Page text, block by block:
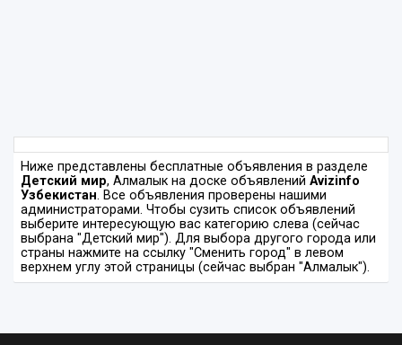
Ниже представлены бесплатные объявления в разделе
Детский мир, Алмалык на доске объявлений Avizinfo
Узбекистан. Все объявления проверены нашими
администраторами. Чтобы сузить список объявлений
выберите интересующую вас категорию слева (сейчас
выбрана "Детский мир"). Для выбора другого города или
страны нажмите на ссылку "Сменить город" в левом
верхнем углу этой страницы (сейчас выбран "Алмалык").